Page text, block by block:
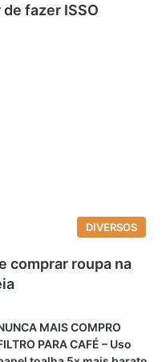
fazer ISSO
DIVERSOS
comprar roupa na
MAIS COMPRO
PARA CAFÉ – Uso